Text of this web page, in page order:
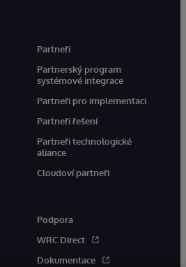
Partneři
Partnerský program
systémové integrace
Partneři pro implementaci
Partneři řešení
Partneři technologické
aliance
Cloudoví partneři
Podpora
WRC Direct
Dokumentace